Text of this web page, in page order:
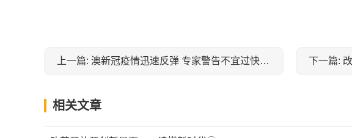
上一篇: 澳新冠疫情迅速反弹 专家警告不宜过快“解封”
相关文章